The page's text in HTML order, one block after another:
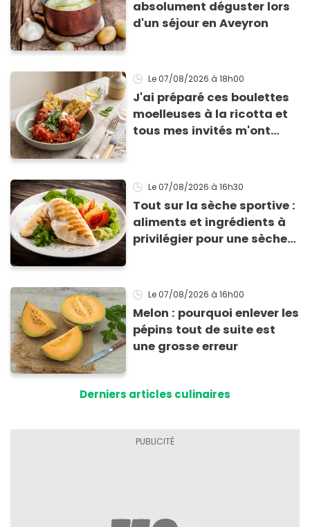
absolument déguster lors
d'un séjour en Aveyron
Le 07/08/2026 à 18h00
J'ai préparé ces boulettes
moelleuses à la ricotta et
tous mes invités m'ont
Le 07/08/2026 à 16h30
Tout sur la sèche sportive :
aliments et ingrédients à
privilégier pour une sèche
Le 07/08/2026 à 16h00
Melon : pourquoi enlever les
pépins tout de suite est
une grosse erreur
Derniers articles culinaires